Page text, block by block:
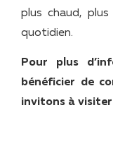
plus chaud,
quotidien.
Pour plus
bénéficier de
invitons à